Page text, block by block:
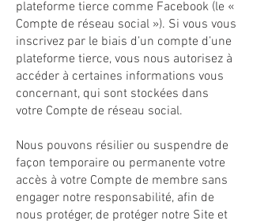
plateforme tierce comme Facebook (le «
Compte de réseau social »). Si vous vous
inscrivez par le biais d’un compte d’une
plateforme tierce, vous nous autorisez à
accéder à certaines informations vous
concernant, qui sont stockées dans
votre Compte de réseau social.
Nous pouvons résilier ou suspendre de
façon temporaire ou permanente votre
accès à votre Compte de membre sans
engager notre responsabilité, afin de
nous protéger, de protéger notre Site et